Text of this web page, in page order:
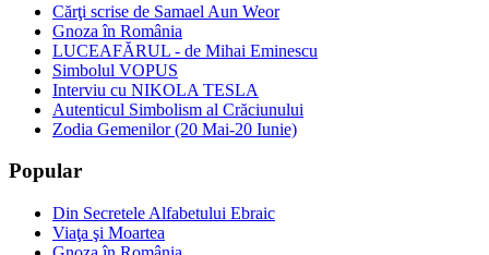
Cărţi scrise de Samael Aun Weor
Gnoza în România
LUCEAFĂRUL - de Mihai Eminescu
Simbolul VOPUS
Interviu cu NIKOLA TESLA
Autenticul Simbolism al Crăciunului
Zodia Gemenilor (20 Mai-20 Iunie)
Popular
Din Secretele Alfabetului Ebraic
Viaţa şi Moartea